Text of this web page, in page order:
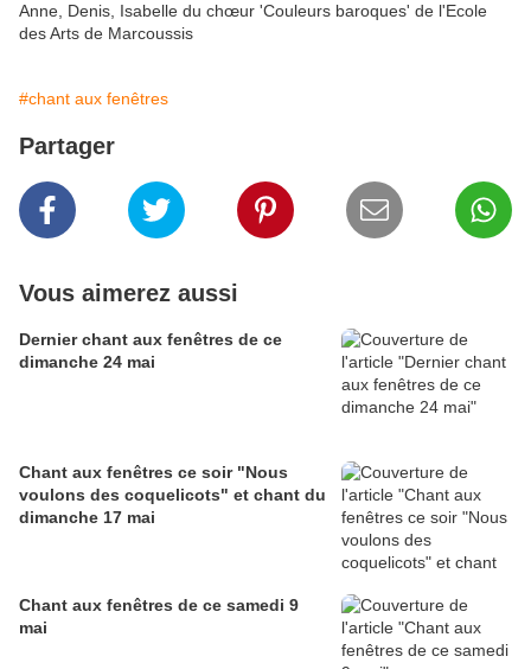
Anne, Denis, Isabelle du chœur 'Couleurs baroques' de l'Ecole
des Arts de Marcoussis
#chant aux fenêtres
Partager
Vous aimerez aussi
Dernier chant aux fenêtres de ce
dimanche 24 mai
Chant aux fenêtres ce soir "Nous
voulons des coquelicots" et chant du
dimanche 17 mai
Chant aux fenêtres de ce samedi 9
mai